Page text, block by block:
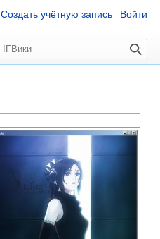
Создать учётную запись Войти